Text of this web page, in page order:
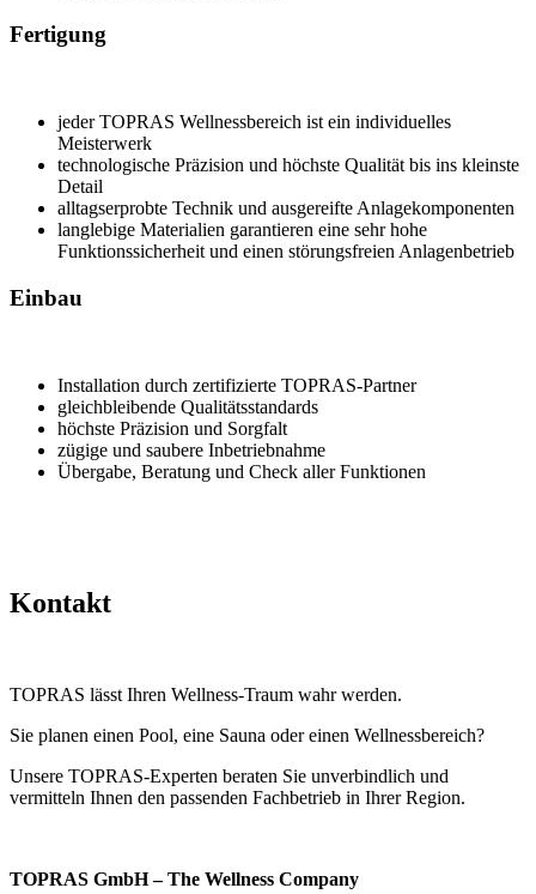
Fertigung
jeder TOPRAS Wellnessbereich ist ein individuelles
Meisterwerk
technologische Präzision und höchste Qualität bis ins kleinste
Detail
alltagserprobte Technik und ausgereifte Anlagekomponenten
langlebige Materialien garantieren eine sehr hohe
Funktionssicherheit und einen störungsfreien Anlagenbetrieb
Einbau
Installation durch zertifizierte TOPRAS-Partner
gleichbleibende Qualitätsstandards
höchste Präzision und Sorgfalt
zügige und saubere Inbetriebnahme
Übergabe, Beratung und Check aller Funktionen
Kontakt
TOPRAS lässt Ihren Wellness-Traum wahr werden.
Sie planen einen Pool, eine Sauna oder einen Wellnessbereich?
Unsere TOPRAS-Experten beraten Sie unverbindlich und
vermitteln Ihnen den passenden Fachbetrieb in Ihrer Region.
TOPRAS GmbH – The Wellness Company